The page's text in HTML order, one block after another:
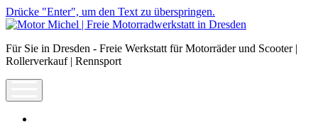
Drücke "Enter", um den Text zu überspringen.
Motor
|
Freie
Dresden
Für Sie in Dresden - Freie Werkstatt für Motorräder und Scooter |
Rollerverkauf | Rennsport